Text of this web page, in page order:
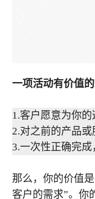
一项活动有价值的
1.客户愿意为你
2.对之前的产品
3.一次性正确完
那么，你的价值
客户的需求”。你